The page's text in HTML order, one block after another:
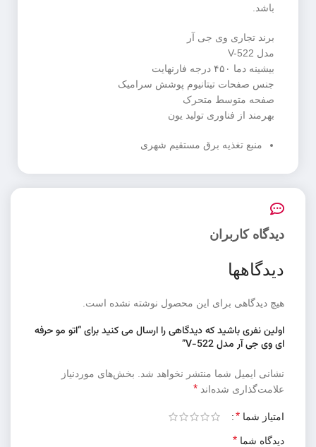
باشد.
برند تجاری وی جی آر
مدل V-522
بیشینه دما ۴۵۰ درجه فارنهایت
جنس صفحات تیتانیوم پوشش سرامیک
صفحه متوسط متحرک
بهرمند از فناوری تولید یون
منبع تغذیه برق مستقیم شهری
دیدگاه کاربران
دیدگاهها
هیچ دیدگاهی برای این محصول نوشته نشده است.
اولین نفری باشید که دیدگاهی را ارسال می کنید برای “اتو مو حرفه
ای وی جی آر مدل V-522”
نشانی ایمیل شما منتشر نخواهد شد.
بخش‌های موردنیاز
علامت‌گذاری شده‌اند *
امتیاز شما *
دیدگاه شما *